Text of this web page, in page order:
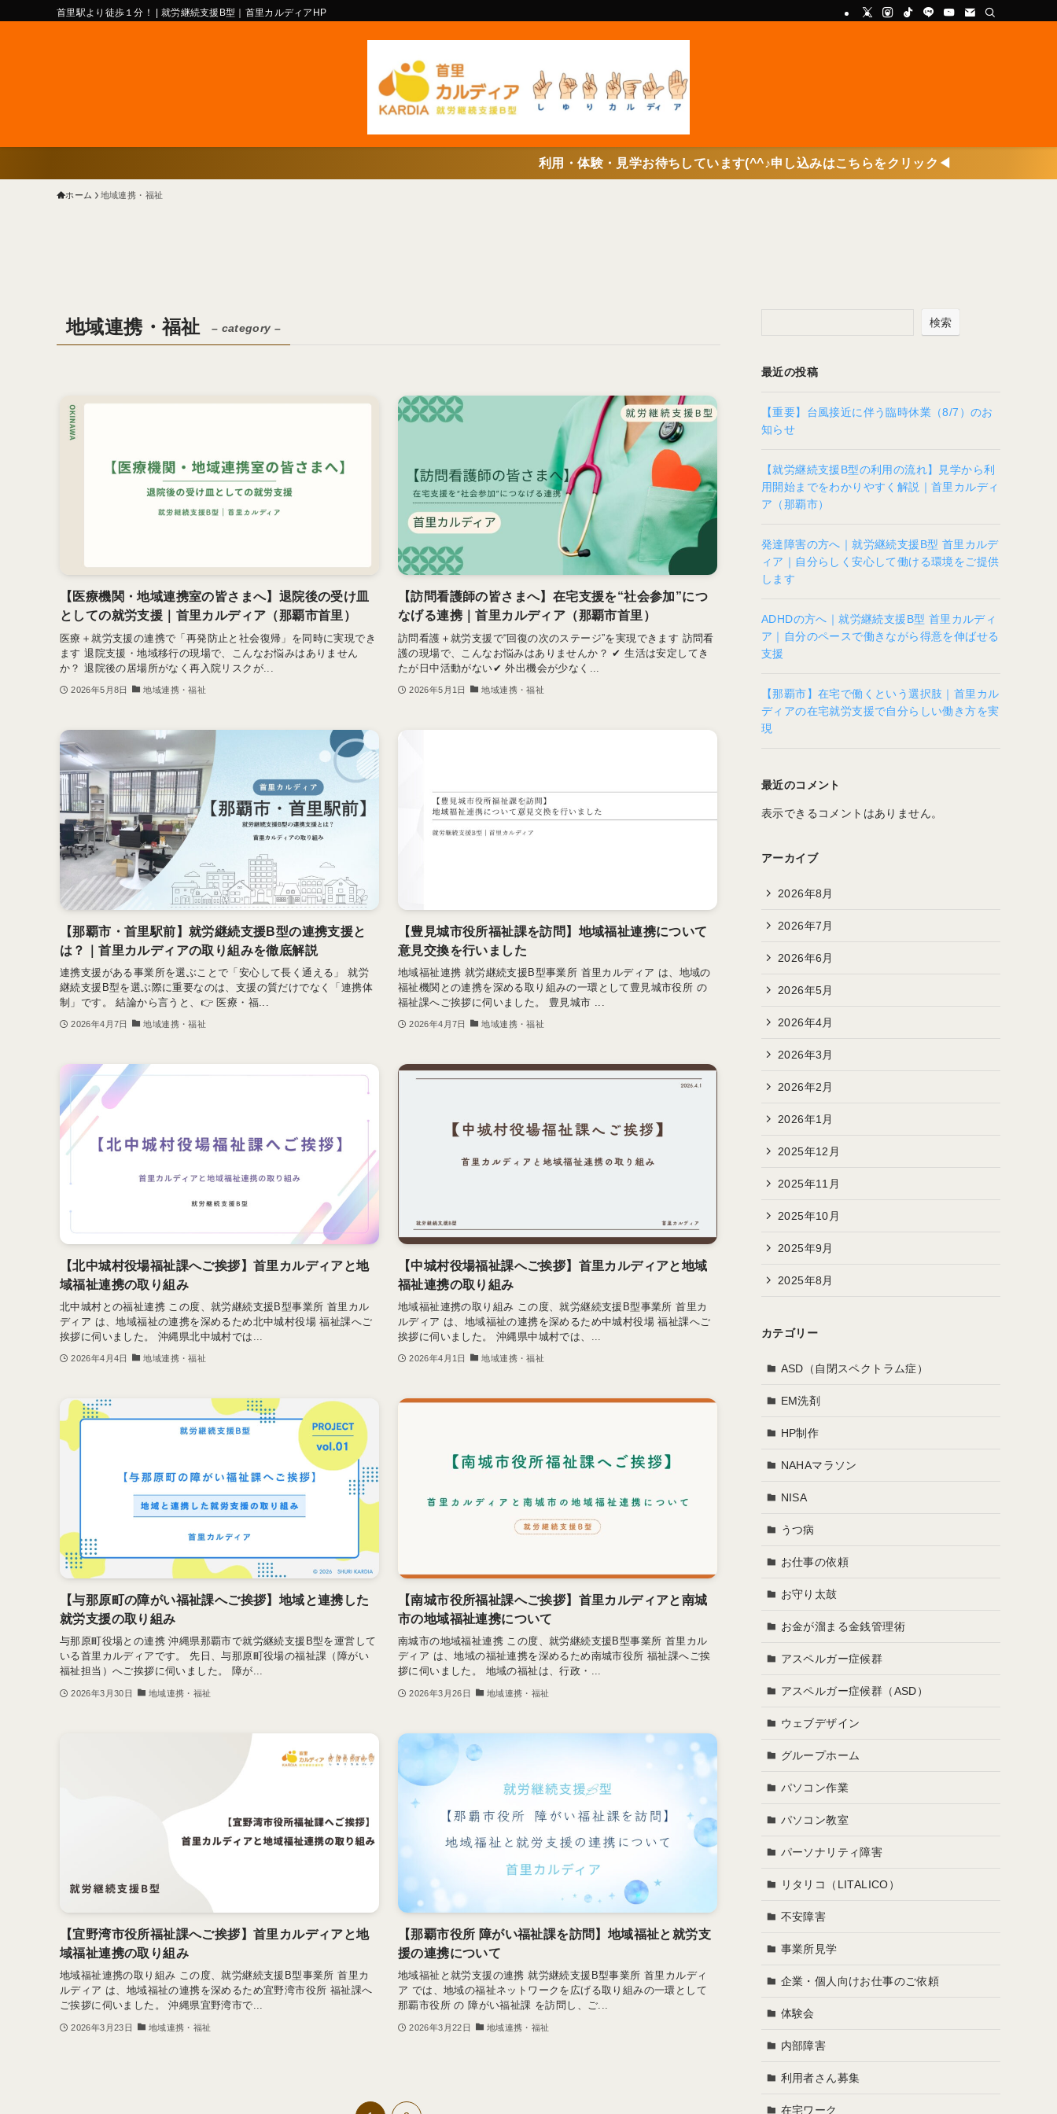
首里駅より徒歩１分！ | 就労継続支援B型｜首里カルディアHP
利用・体験・見学お待ちしています(^^♪申し込みはこちらをクリック◀
ホーム 地域連携・福祉
地域連携・福祉 – category –
【医療機関・地域連携室の皆さまへ】退院後の受け皿
としての就労支援｜首里カルディア（那覇市首里）
医療＋就労支援の連携で「再発防止と社会復帰」を同時に実現でき
ます 退院支援・地域移行の現場で、こんなお悩みはありません
か？ 退院後の居場所がなく再入院リスクが...
2026年5月8日 地域連携・福祉
【訪問看護師の皆さまへ】在宅支援を“社会参加”につ
なげる連携｜首里カルディア（那覇市首里）
訪問看護＋就労支援で“回復の次のステージ”を実現できます 訪問看
護の現場で、こんなお悩みはありませんか？ ✔ 生活は安定してき
たが日中活動がない✔ 外出機会が少なく...
2026年5月1日 地域連携・福祉
【那覇市・首里駅前】就労継続支援B型の連携支援と
は？｜首里カルディアの取り組みを徹底解説
連携支援がある事業所を選ぶことで「安心して長く通える」 就労
継続支援B型を選ぶ際に重要なのは、支援の質だけでなく「連携体
制」です。 結論から言うと、👉 医療・福...
2026年4月7日 地域連携・福祉
【豊見城市役所福祉課を訪問】地域福祉連携について
意見交換を行いました
地域福祉連携 就労継続支援B型事業所 首里カルディア は、地域の
福祉機関との連携を深める取り組みの一環として豊見城市役所 の
福祉課へご挨拶に伺いました。 豊見城市 ...
2026年4月7日 地域連携・福祉
【北中城村役場福祉課へご挨拶】首里カルディアと地
域福祉連携の取り組み
北中城村との福祉連携 この度、就労継続支援B型事業所 首里カル
ディア は、地域福祉の連携を深めるため北中城村役場 福祉課へご
挨拶に伺いました。 沖縄県北中城村では...
2026年4月4日 地域連携・福祉
【中城村役場福祉課へご挨拶】首里カルディアと地域
福祉連携の取り組み
地域福祉連携の取り組み この度、就労継続支援B型事業所 首里カ
ルディア は、地域福祉の連携を深めるため中城村役場 福祉課へご
挨拶に伺いました。 沖縄県中城村では、...
2026年4月1日 地域連携・福祉
【与那原町の障がい福祉課へご挨拶】地域と連携した
就労支援の取り組み
与那原町役場との連携 沖縄県那覇市で就労継続支援B型を運営して
いる首里カルディアです。 先日、与那原町役場の福祉課（障がい
福祉担当）へご挨拶に伺いました。 障が...
2026年3月30日 地域連携・福祉
【南城市役所福祉課へご挨拶】首里カルディアと南城
市の地域福祉連携について
南城市の地域福祉連携 この度、就労継続支援B型事業所 首里カル
ディア は、地域の福祉連携を深めるため南城市役所 福祉課へご挨
拶に伺いました。 地域の福祉は、行政・...
2026年3月26日 地域連携・福祉
【宜野湾市役所福祉課へご挨拶】首里カルディアと地
域福祉連携の取り組み
地域福祉連携の取り組み この度、就労継続支援B型事業所 首里カ
ルディア は、地域福祉の連携を深めるため宜野湾市役所 福祉課へ
ご挨拶に伺いました。 沖縄県宜野湾市で...
2026年3月23日 地域連携・福祉
【那覇市役所 障がい福祉課を訪問】地域福祉と就労支
援の連携について
地域福祉と就労支援の連携 就労継続支援B型事業所 首里カルディ
ア では、地域の福祉ネットワークを広げる取り組みの一環として
那覇市役所 の 障がい福祉課 を訪問し、ご...
2026年3月22日 地域連携・福祉
検索
最近の投稿
【重要】台風接近に伴う臨時休業（8/7）のお
知らせ
【就労継続支援B型の利用の流れ】見学から利
用開始までをわかりやすく解説｜首里カルディ
ア（那覇市）
発達障害の方へ｜就労継続支援B型 首里カルデ
ィア｜自分らしく安心して働ける環境をご提供
します
ADHDの方へ｜就労継続支援B型 首里カルディ
ア｜自分のペースで働きながら得意を伸ばせる
支援
【那覇市】在宅で働くという選択肢｜首里カル
ディアの在宅就労支援で自分らしい働き方を実
現
最近のコメント
表示できるコメントはありません。
アーカイブ
2026年8月
2026年7月
2026年6月
2026年5月
2026年4月
2026年3月
2026年2月
2026年1月
2025年12月
2025年11月
2025年10月
2025年9月
2025年8月
カテゴリー
ASD（自閉スペクトラム症）
EM洗剤
HP制作
NAHAマラソン
NISA
うつ病
お仕事の依頼
お守り太鼓
お金が溜まる金銭管理術
アスペルガー症候群
アスペルガー症候群（ASD）
ウェブデザイン
グループホーム
パソコン作業
パソコン教室
パーソナリティ障害
リタリコ（LITALICO）
不安障害
事業所見学
企業・個人向けお仕事のご依頼
体験会
内部障害
利用者さん募集
在宅ワーク